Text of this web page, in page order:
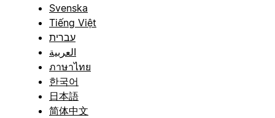
Svenska
Tiếng Việt
עברית
العربية
ภาษาไทย
한국어
日本語
简体中文